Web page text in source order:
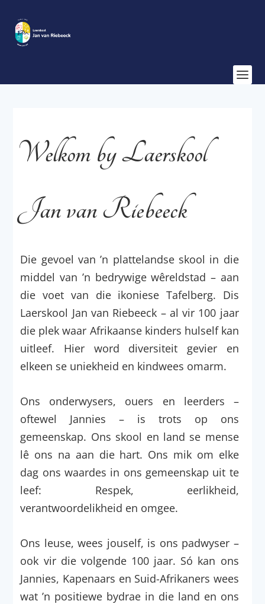
Welkom by Laerskool
Jan van Riebeeck
Die gevoel van ’n plattelandse skool in die
middel van ’n bedrywige wêreldstad – aan
die voet van die ikoniese Tafelberg. Dis
Laerskool Jan van Riebeeck – al vir 100 jaar
die plek waar Afrikaanse kinders hulself kan
uitleef. Hier word diversiteit gevier en
elkeen se uniekheid en kindwees omarm.
Ons onderwysers, ouers en leerders –
oftewel Jannies – is trots op ons
gemeenskap. Ons skool en land se mense
lê ons na aan die hart. Ons mik om elke
dag ons waardes in ons gemeenskap uit te
leef: Respek, eerlikheid,
verantwoordelikheid en omgee.
Ons leuse, wees jouself, is ons padwyser –
ook vir die volgende 100 jaar. Só kan ons
Jannies, Kapenaars en Suid-Afrikaners wees
wat ’n positiewe bydrae in die land en ons